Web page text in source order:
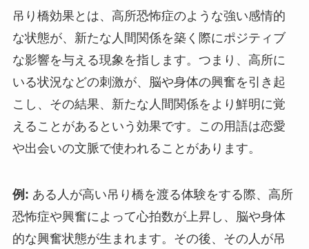
吊り橋効果とは、高所恐怖症のような強い感情的
な状態が、新たな人間関係を築く際にポジティブ
な影響を与える現象を指します。つまり、高所に
いる状況などの刺激が、脳や身体の興奮を引き起
こし、その結果、新たな人間関係をより鮮明に覚
えることがあるという効果です。この用語は恋愛
や出会いの文脈で使われることがあります。
例: ある人が高い吊り橋を渡る体験をする際、高所
恐怖症や興奮によって心拍数が上昇し、脳や身体
的な興奮状態が生まれます。その後、その人が吊